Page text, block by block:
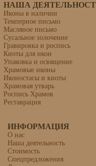
Икона
НАША
Иконы в наличии
Темперное письмо
Масляное письмо
Сусальное золочение
Гравировка и роспись
Киоты для икон
Упаковка и освящение
Храмовые иконы
Иконостасы и киоты
Храмовая утварь
Роспись Храмов
Реставрация
ИНФОРМАЦИЯ
О нас
Наша деятельность
Стоимость
Спецпредложения